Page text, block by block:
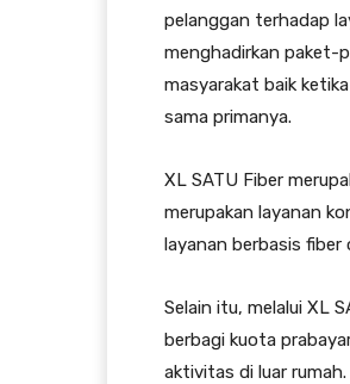
pelanggan terhadap
menghadirkan paket-
masyarakat baik
sama primanya.
XL SATU Fiber
merupakan layanan
layanan berbasis fiber
Selain itu, melalui XL
berbagi kuota
aktivitas di luar